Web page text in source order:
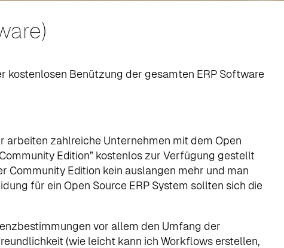
kostenlosen Benützung der gesamten ERP Software
arbeiten zahlreiche Unternehmen mit dem Open
Edition” kostenlos zur Verfügung gestellt
Edition kein auslangen mehr und man
für ein Open Source ERP System sollten sich die
vor allem den Umfang der
(wie leicht kann ich Workflows erstellen,